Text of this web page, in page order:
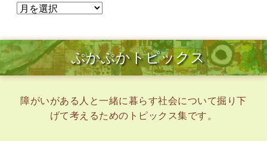
ぷかぷかトピックス
障がいがある人と一緒に暮らす社会について掘り下
げて考えるためのトピックス集です。